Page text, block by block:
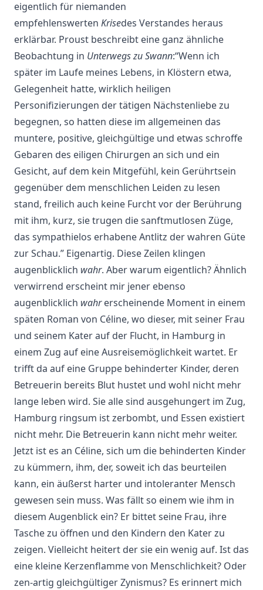
eigentlich für niemanden
empfehlenswerten Krisedes Verstandes heraus
erklärbar. Proust beschreibt eine ganz ähnliche
Beobachtung in Unterwegs zu Swann:“Wenn ich
später im Laufe meines Lebens, in Klöstern etwa,
Gelegenheit hatte, wirklich heiligen
Personifizierungen der tätigen Nächstenliebe zu
begegnen, so hatten diese im allgemeinen das
muntere, positive, gleichgültige und etwas schroffe
Gebaren des eiligen Chirurgen an sich und ein
Gesicht, auf dem kein Mitgefühl, kein Gerührtsein
gegenüber dem menschlichen Leiden zu lesen
stand, freilich auch keine Furcht vor der Berührung
mit ihm, kurz, sie trugen die sanftmutlosen Züge,
das sympathielos erhabene Antlitz der wahren Güte
zur Schau.” Eigenartig. Diese Zeilen klingen
augenblicklich wahr. Aber warum eigentlich? Ähnlich
verwirrend erscheint mir jener ebenso
augenblicklich wahrerscheinende Moment in einem
späten Roman von Céline, wo dieser, mit seiner Frau
und seinem Kater auf der Flucht, in Hamburg in
einem Zug auf eine Ausreisemöglichkeit wartet. Er
trifft da auf eine Gruppe behinderter Kinder, deren
Betreuerin bereits Blut hustet und wohl nicht mehr
lange leben wird. Sie alle sind ausgehungert im Zug,
Hamburg ringsum ist zerbombt, und Essen existiert
nicht mehr. Die Betreuerin kann nicht mehr weiter.
Jetzt ist es an Céline, sich um die behinderten Kinder
zu kümmern, ihm, der, soweit ich das beurteilen
kann, ein äußerst harter und intoleranter Mensch
gewesen sein muss. Was fällt so einem wie ihm in
diesem Augenblick ein? Er bittet seine Frau, ihre
Tasche zu öffnen und den Kindern den Kater zu
zeigen. Vielleicht heitert der sie ein wenig auf. Ist das
eine kleine Kerzenflamme von Menschlichkeit? Oder
zen-artig gleichgültiger Zynismus? Es erinnert mich